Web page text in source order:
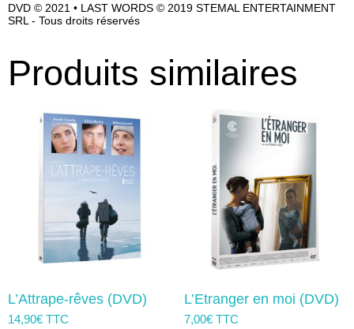
DVD © 2021 • LAST WORDS © 2019 STEMAL ENTERTAINMENT
SRL - Tous droits réservés
Produits similaires
L’Attrape-rêves (DVD)
14,90€ TTC
L’Etranger en moi (DVD)
7,00€ TTC